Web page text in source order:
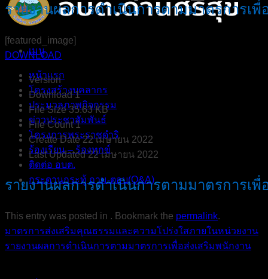
เมนู
หน้าแรก
โครงสร้างบุคลากร
ประมวลภาพกิจกรรม
ข่าวประชาสัมพันธ์
โครงการพระราชดำริ
ร้องเรียน – ร้องทุกข์
ติดต่อ อบต.
กระดานกระทู้ ถาม-ตอบ(Q&A)
รายงานผลการดำเนินการตามมาตรการเพื่
[featured_image]
DOWNLOAD
Version
Download1
File Size35.63 KB
File Count1
Create Date22 เมษายน 2022
Last Updated22 เมษายน 2022
รายงานผลการดำเนินการตามมาตรการเพื่
This entry was posted in . Bookmark the permalink.
มาตรการส่งเสริมคุณธรรมและความโปร่งใสภายในหน่วยงาน
รายงานผลการดำเนินการตามมาตรการเพื่อส่งเสริมพนักงาน